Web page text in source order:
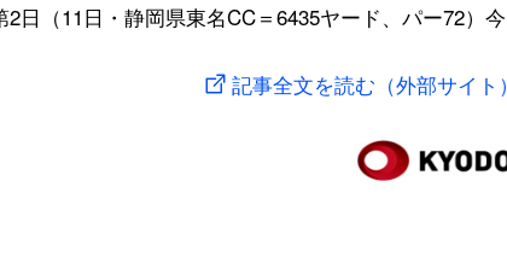
日（11日・静岡県東名CC＝6435ヤード、パー72）今
記事全文を読む（外部サイト）